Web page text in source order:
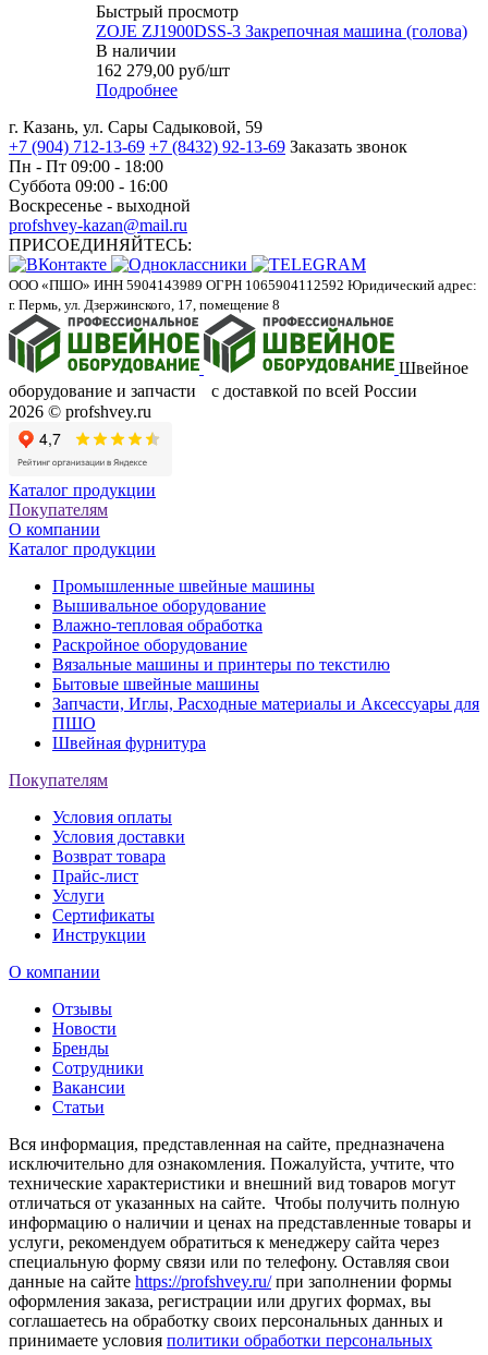
Быстрый просмотр
ZOJE ZJ1900DSS-3 Закрепочная машина (голова)
В наличии
162 279,00 руб/шт
Подробнее
г. Казань, ул. Сары Садыковой, 59
+7 (904) 712-13-69 +7 (8432) 92-13-69 Заказать звонок
Пн - Пт 09:00 - 18:00
Суббота 09:00 - 16:00
Воскресенье - выходной
profshvey-kazan@mail.ru
ПРИСОЕДИНЯЙТЕСЬ:
ООО «ПШО» ИНН 5904143989 ОГРН 1065904112592 Юридический адрес:
г. Пермь, ул. Дзержинского, 17, помещение 8
Швейное
оборудование и запчасти с доставкой по всей России
2026 © profshvey.ru
Каталог продукции
Покупателям
О компании
Каталог продукции
Промышленные швейные машины
Вышивальное оборудование
Влажно-тепловая обработка
Раскройное оборудование
Вязальные машины и принтеры по текстилю
Бытовые швейные машины
Запчасти, Иглы, Расходные материалы и Аксессуары для
ПШО
Швейная фурнитура
Покупателям
Условия оплаты
Условия доставки
Возврат товара
Прайс-лист
Услуги
Сертификаты
Инструкции
О компании
Отзывы
Новости
Бренды
Сотрудники
Вакансии
Статьи
Вся информация, представленная на сайте, предназначена
исключительно для ознакомления. Пожалуйста, учтите, что
технические характеристики и внешний вид товаров могут
отличаться от указанных на сайте. Чтобы получить полную
информацию о наличии и ценах на представленные товары и
услуги, рекомендуем обратиться к менеджеру сайта через
специальную форму связи или по телефону. Оставляя свои
данные на сайте https://profshvey.ru/при заполнении формы
оформления заказа, регистрации или других формах, вы
соглашаетесь на обработку своих персональных данных и
принимаете условия политики обработки персональных